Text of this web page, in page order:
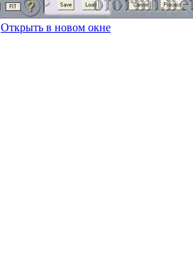
Открыть в новом окне